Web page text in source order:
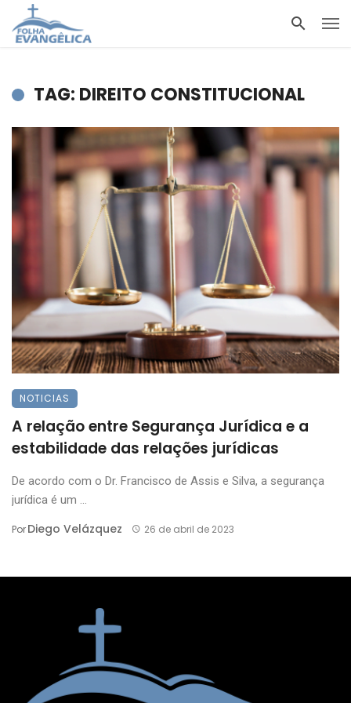
TAG: DIREITO CONSTITUCIONAL
NOTICIAS
A relação entre Segurança Jurídica e a
estabilidade das relações jurídicas
De acordo com o Dr. Francisco de Assis e Silva, a segurança
jurídica é um ...
PorDiego Velázquez 26 de abril de 2023